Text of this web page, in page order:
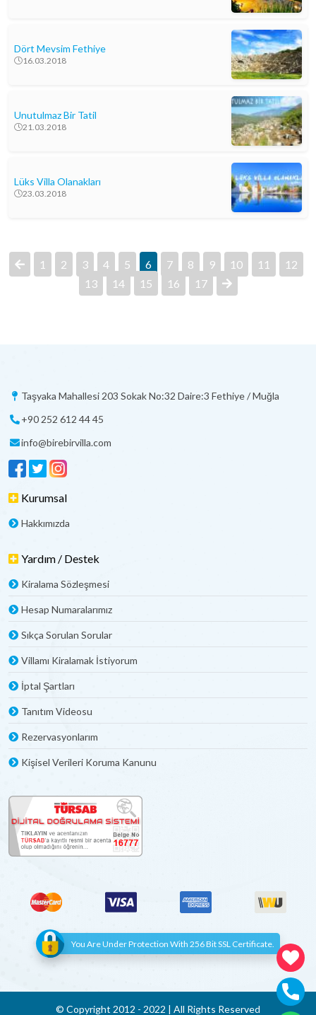
Dört Mevsim Fethiye
16.03.2018
Unutulmaz Bir Tatil
21.03.2018
Lüks Villa Olanakları
23.03.2018
1 2 3 4 5 6 7 8 9 10 11
12
13
14 15 16 17
Taşyaka Mahallesi 203 Sokak No:32 Daire:3 Fethiye / Muğla
+90 252 612 44 45
info@birebirvilla.com
Kurumsal
Hakkımızda
Yardım / Destek
Kiralama Sözleşmesi
Hesap Numaralarımız
Sıkça Sorulan Sorular
Villamı Kiralamak İstiyorum
İptal Şartları
Tanıtım Videosu
Rezervasyonlarım
Kişisel Verileri Koruma Kanunu
You Are Under Protection With 256 Bit SSL Certificate.
© Copyright 2012 - 2022 | All Rights Reserved